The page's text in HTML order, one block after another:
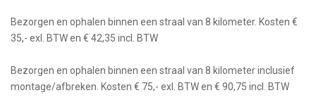
Bezorgen en ophalen binnen een straal van 8 kilometer. Kosten €
35,- exl. BTW en € 42,35 incl. BTW
Bezorgen en ophalen binnen een straal van 8 kilometer inclusief
montage/afbreken. Kosten € 75,- exl. BTW en € 90,75 incl. BTW